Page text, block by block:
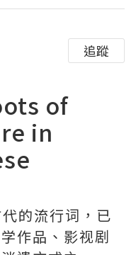
追蹤
of
in
的流行词，已
作品、影视剧